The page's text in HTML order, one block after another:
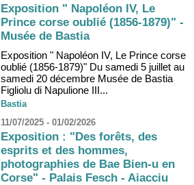
Exposition " Napoléon IV, Le
Prince corse oublié (1856-1879)" -
Musée de Bastia
Exposition " Napoléon IV, Le Prince corse
oublié (1856-1879)" Du samedi 5 juillet au
samedi 20 décembre Musée de Bastia
Figliolu di Napulione III...
Bastia
11/07/2025 - 01/02/2026
Exposition : "Des forêts, des
esprits et des hommes,
photographies de Bae Bien-u en
Corse" - Palais Fesch - Aiacciu